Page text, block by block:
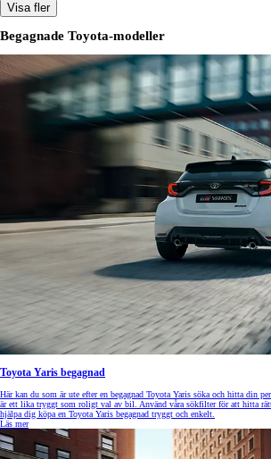
Visa fler
Begagnade Toyota-modeller
Toyota Yaris begagnad
Här kan du som är ute efter en begagnad Toyota Yaris söka och hitta din
är ett lika tryggt som roligt val av bil. Använd våra sökfilter för att hitta
hjälpa dig köpa en Toyota Yaris begagnad tryggt och enkelt.
Läs mer